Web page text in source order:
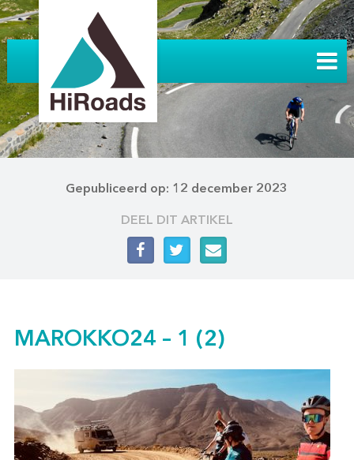
Gepubliceerd op: 12 december 2023
DEEL DIT ARTIKEL
MAROKKO24 – 1 (2)